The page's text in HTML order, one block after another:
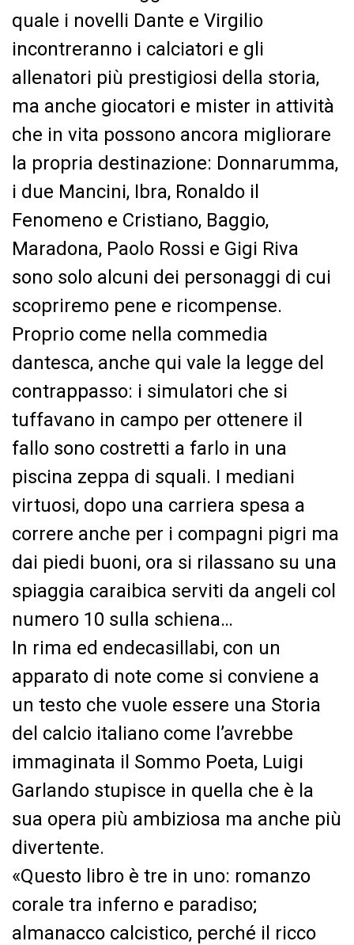
quale i novelli Dante e Virgilio
incontreranno i calciatori e gli
allenatori più prestigiosi della storia,
ma anche giocatori e mister in attività
che in vita possono ancora migliorare
la propria destinazione: Donnarumma,
i due Mancini, Ibra, Ronaldo il
Fenomeno e Cristiano, Baggio,
Maradona, Paolo Rossi e Gigi Riva
sono solo alcuni dei personaggi di cui
scopriremo pene e ricompense.
Proprio come nella commedia
dantesca, anche qui vale la legge del
contrappasso: i simulatori che si
tuffavano in campo per ottenere il
fallo sono costretti a farlo in una
piscina zeppa di squali. I mediani
virtuosi, dopo una carriera spesa a
correre anche per i compagni pigri ma
dai piedi buoni, ora si rilassano su una
spiaggia caraibica serviti da angeli col
numero 10 sulla schiena…
In rima ed endecasillabi, con un
apparato di note come si conviene a
un testo che vuole essere una Storia
del calcio italiano come l’avrebbe
immaginata il Sommo Poeta, Luigi
Garlando stupisce in quella che è la
sua opera più ambiziosa ma anche più
divertente.
«Questo libro è tre in uno: romanzo
corale tra inferno e paradiso;
almanacco calcistico, perché il ricco